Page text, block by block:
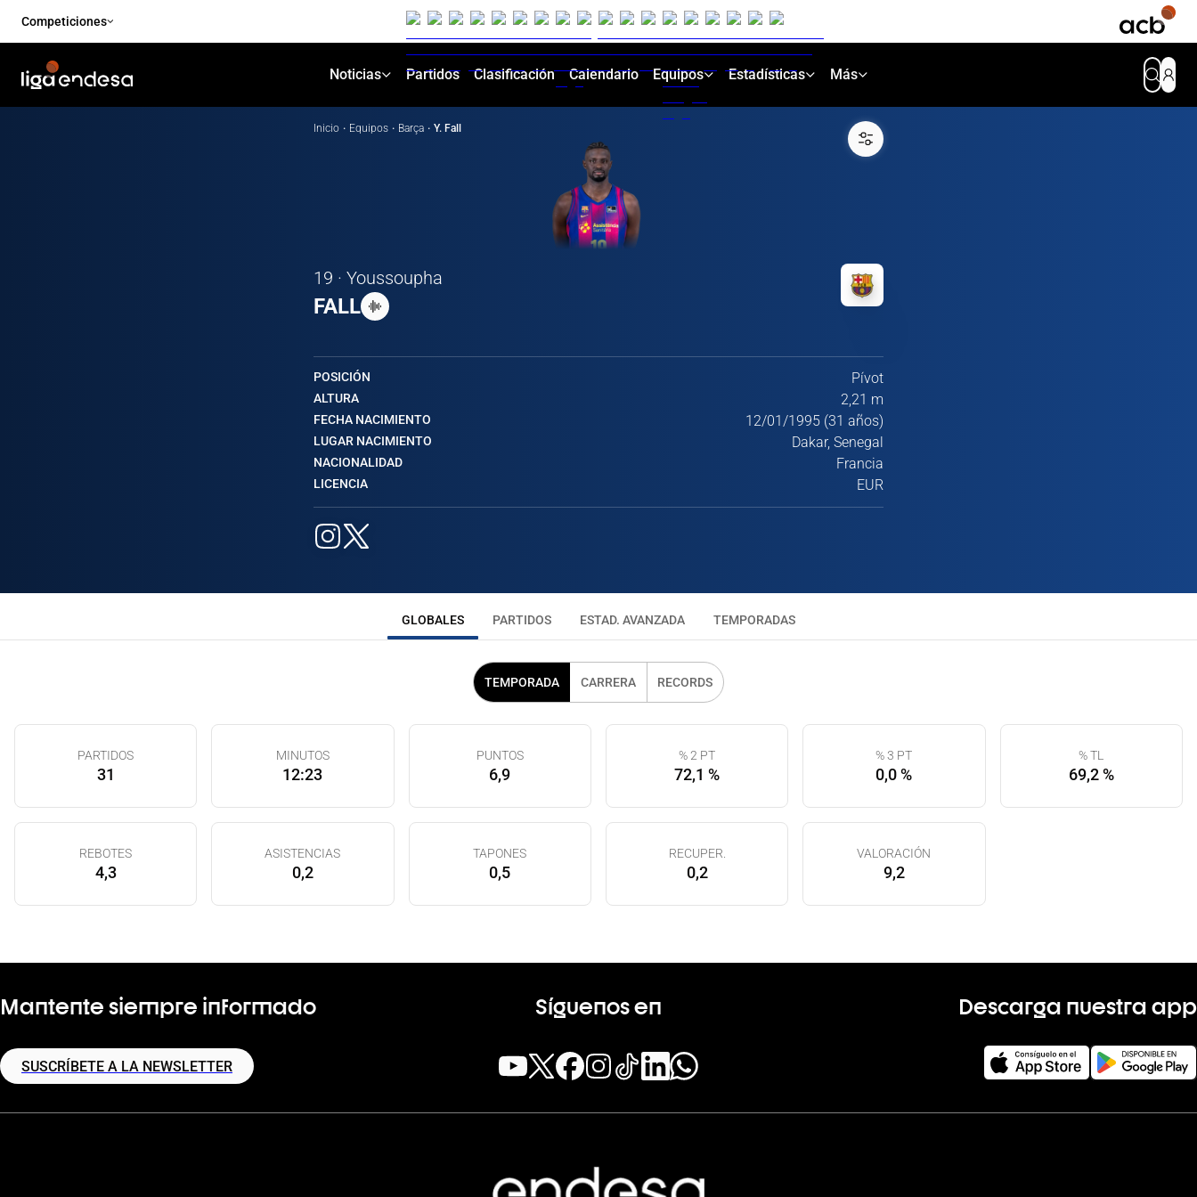
Competiciones
Noticias Partidos Clasificación Calendario Equipos Estadísticas Más
Inicio · Equipos · Barça · Y. Fall
19 · Youssoupha
FALL
POSICIÓN Pívot
ALTURA 2,21 m
FECHA NACIMIENTO 12/01/1995 (31 años)
LUGAR NACIMIENTO Dakar, Senegal
NACIONALIDAD Francia
LICENCIA EUR
GLOBALES PARTIDOS ESTAD. AVANZADA TEMPORADAS
TEMPORADA CARRERA RECORDS
PARTIDOS
31
MINUTOS
12:23
PUNTOS
6,9
% 2 PT
72,1 %
% 3 PT
0,0 %
% TL
69,2 %
REBOTES
4,3
ASISTENCIAS
0,2
TAPONES
0,5
RECUPER.
0,2
VALORACIÓN
9,2
Mantente siempre informado
SUSCRÍBETE A LA NEWSLETTER
Síguenos en Descarga nuestra app